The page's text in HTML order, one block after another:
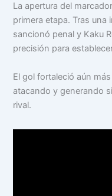
La apertura del
primera etapa. Tras
sancionó penal y Kaku
precisión para
El gol fortaleció aún
atacando y generando
rival.